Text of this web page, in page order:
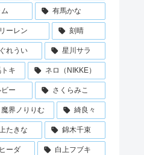
有馬かな
ーレン 刻晴
れうい 星川サラ
キ ネロ（NIKKE）
ー さくらみこ
魔界ノりりむ 綺良々
たきな 錦木千束
ーダ 白上フブキ